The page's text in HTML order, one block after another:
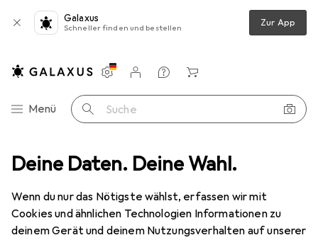
Deine Daten. Deine Wahl.
Wenn du nur das Nötigste wählst, erfassen wir mit
Cookies und ähnlichen Technologien Informationen zu
deinem Gerät und deinem Nutzungsverhalten auf unserer
Galaxus
Schneller finden und bestellen Zur App
Navigation nach Kategorien
Menü Suche
Einstellungen
Kundenkonto
Vergleichslisten
Merklisten
Warenkorb
Tasteninstrumente Keyboard
12 Bilder